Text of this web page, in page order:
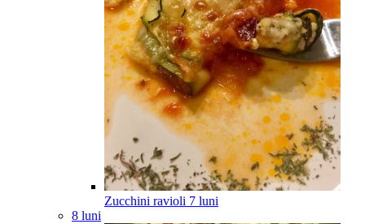
Zucchini ravioli 7 luni
8 luni